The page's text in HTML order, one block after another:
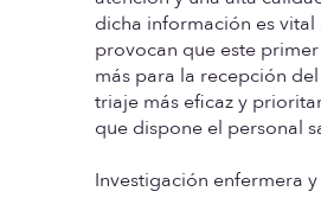
dicha información es
provocan que este
más para la recepción
triaje más eficaz y
que dispone el personal
Investigación enfermera